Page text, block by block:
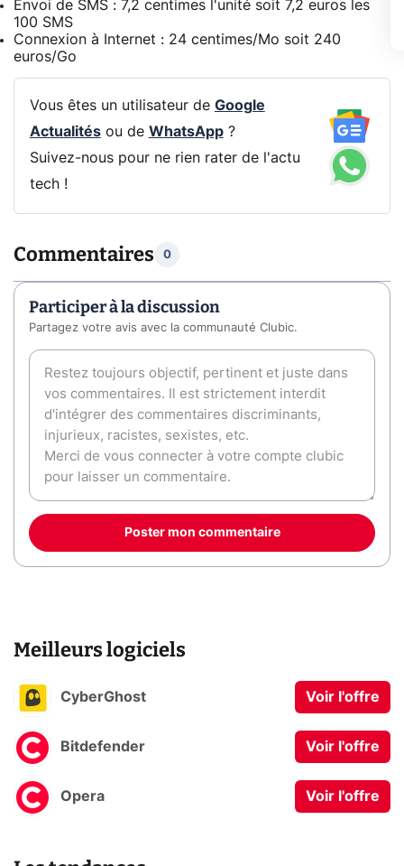
Envoi de SMS : 7,2 centimes l'unité soit 7,2 euros les
100 SMS
Connexion à Internet : 24 centimes/Mo soit 240
euros/Go
Vous êtes un utilisateur de Google
Actualitésou de WhatsApp?
Suivez-nous pour ne rien rater de l'actu
tech !
Commentaires 0
Participer à la discussion
Partagez votre avis avec la communauté Clubic.
Poster mon commentaire
Meilleurs logiciels
CyberGhost Voir l'offre
Bitdefender Voir l'offre
Opera Voir l'offre